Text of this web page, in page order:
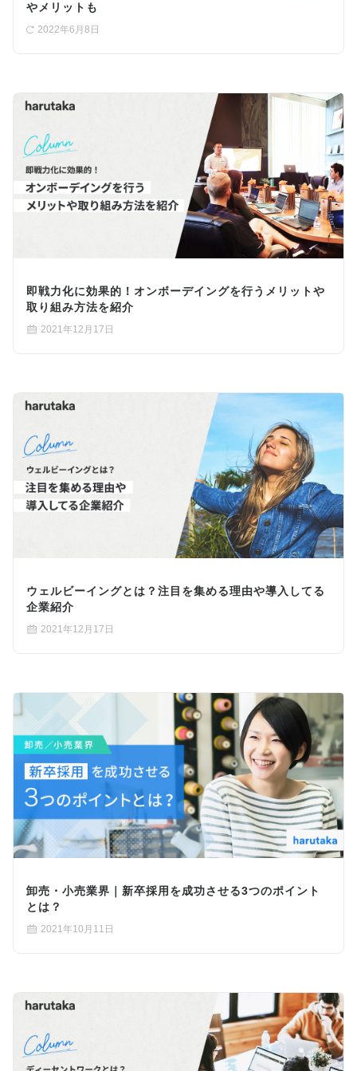
やメリットも
2022年6月8日
即戦力化に効果的！オンボーデイングを行うメリットや
取り組み方法を紹介
2021年12月17日
ウェルビーイングとは？注目を集める理由や導入してる
企業紹介
2021年12月17日
卸売・小売業界｜新卒採用を成功させる3つのポイント
とは？
2021年10月11日